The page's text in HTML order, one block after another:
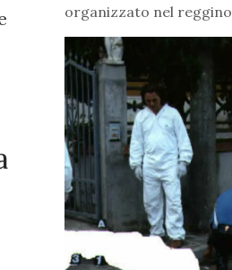
organizzato nel reggino